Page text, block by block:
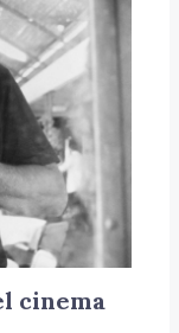
cinema